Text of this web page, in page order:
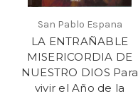
San Pablo Espana
LA ENTRAÑABLE
MISERICORDIA DE
NUESTRO DIOS Para
vivir el Año de la